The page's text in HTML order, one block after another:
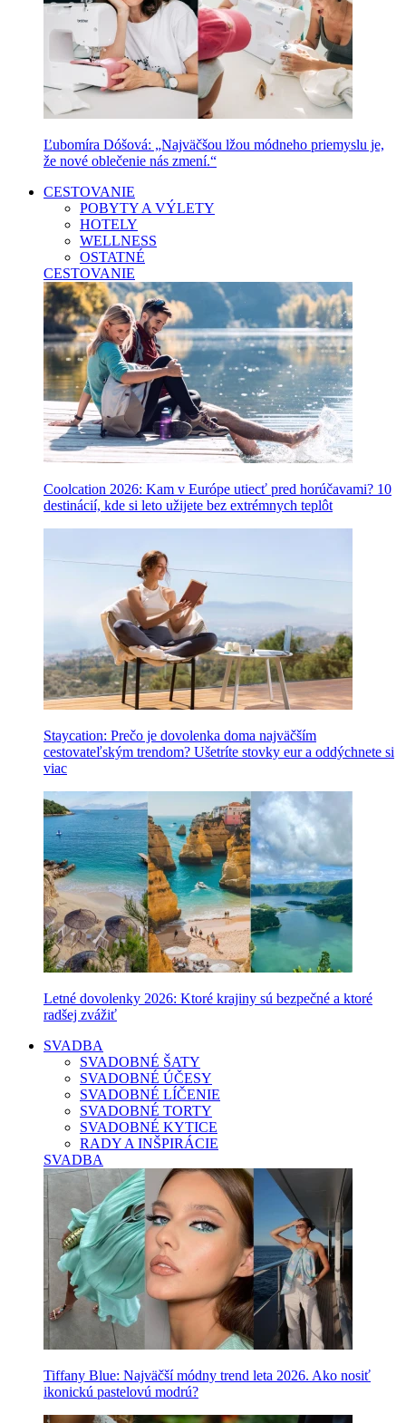
Ľubomíra Dóšová: „Najväčšou lžou módneho priemyslu je,
že nové oblečenie nás zmení.“
CESTOVANIE
POBYTY A VÝLETY
HOTELY
WELLNESS
OSTATNÉ
CESTOVANIE
Coolcation 2026: Kam v Európe utiecť pred horúčavami? 10
destinácií, kde si leto užijete bez extrémnych teplôt
Staycation: Prečo je dovolenka doma najväčším
cestovateľským trendom? Ušetríte stovky eur a oddýchnete si
viac
Letné dovolenky 2026: Ktoré krajiny sú bezpečné a ktoré
radšej zvážiť
SVADBA
SVADOBNÉ ŠATY
SVADOBNÉ ÚČESY
SVADOBNÉ LÍČENIE
SVADOBNÉ TORTY
SVADOBNÉ KYTICE
RADY A INŠPIRÁCIE
SVADBA
Tiffany Blue: Najväčší módny trend leta 2026. Ako nosiť
ikonickú pastelovú modrú?